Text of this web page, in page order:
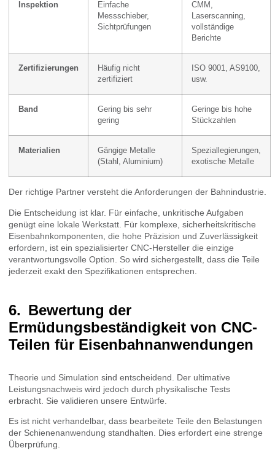
Inspektion
Einfache
Messschieber,
Sichtprüfungen
CMM,
Laserscanning,
vollständige
Berichte
Zertifizierungen
Häufig nicht
zertifiziert
ISO 9001, AS9100,
usw.
Band
Gering bis sehr
gering
Geringe bis hohe
Stückzahlen
Materialien
Gängige Metalle
(Stahl, Aluminium)
Speziallegierungen,
exotische Metalle
Der richtige Partner versteht die Anforderungen der Bahnindustrie.
Die Entscheidung ist klar. Für einfache, unkritische Aufgaben
genügt eine lokale Werkstatt. Für komplexe, sicherheitskritische
Eisenbahnkomponenten, die hohe Präzision und Zuverlässigkeit
erfordern, ist ein spezialisierter CNC-Hersteller die einzige
verantwortungsvolle Option. So wird sichergestellt, dass die Teile
jederzeit exakt den Spezifikationen entsprechen.
Bewertung der
Ermüdungsbeständigkeit von CNC-
Teilen für Eisenbahnanwendungen
Theorie und Simulation sind entscheidend. Der ultimative
Leistungsnachweis wird jedoch durch physikalische Tests
erbracht. Sie validieren unsere Entwürfe.
Es ist nicht verhandelbar, dass bearbeitete Teile den Belastungen
der Schienenanwendung standhalten. Dies erfordert eine strenge
Überprüfung.